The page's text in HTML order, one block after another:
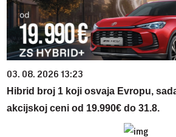
03. 08. 2026 13:23
Hibrid broj 1 koji osvaja Evropu,
akcijskoj ceni od 19.990€ do 31.8.